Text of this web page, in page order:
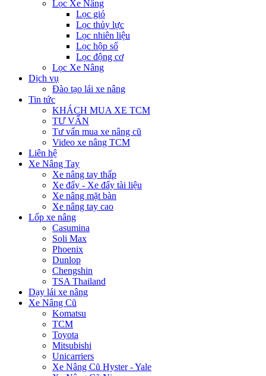
Lọc Xe Nâng
Lọc gió
Lọc thủy lực
Lọc nhiên liệu
Lọc hộp số
Lọc động cơ
Lọc Xe Nâng
Dịch vụ
Đào tạo lái xe nâng
Tin tức
KHÁCH MUA XE TCM
TƯ VẤN
Tư vấn mua xe nâng cũ
Video xe nâng TCM
Liên hệ
Xe Nâng Tay
Xe nâng tay thấp
Xe đẩy - Xe đẩy tài liệu
Xe nâng mặt bàn
Xe nâng tay cao
Lốp xe nâng
Casumina
Soli Max
Phoenix
Dunlop
Chengshin
TSA Thailand
Dạy lái xe nâng
Xe Nâng Cũ
Komatsu
TCM
Toyota
Mitsubishi
Unicarriers
Xe Nâng Cũ Hyster - Yale